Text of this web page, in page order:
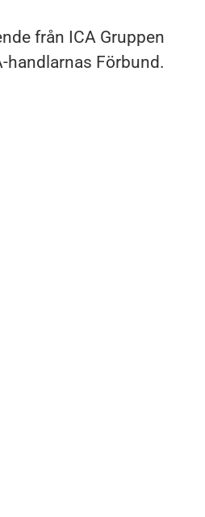
från ICA Gruppen
handlarnas Förbund.